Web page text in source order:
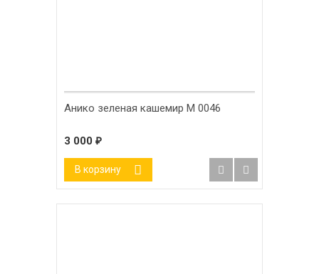
Анико зеленая кашемир М 0046
3 000 ₽
В корзину